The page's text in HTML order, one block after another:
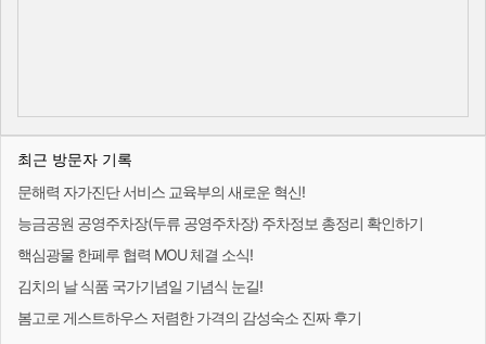
최근 방문자 기록
문해력 자가진단 서비스 교육부의 새로운 혁신!
능금공원 공영주차장(두류 공영주차장) 주차정보 총정리 확인하기
핵심광물 한페루 협력 MOU 체결 소식!
김치의 날 식품 국가기념일 기념식 눈길!
봄고로 게스트하우스 저렴한 가격의 감성숙소 진짜 후기